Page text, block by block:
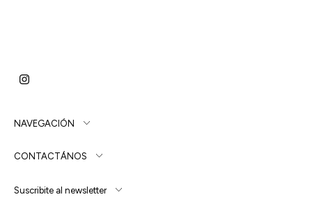
NAVEGACIÓN
CONTACTÁNOS
Suscribite al newsletter